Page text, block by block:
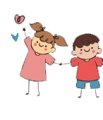
Skip to main